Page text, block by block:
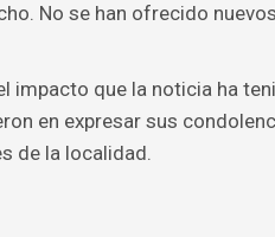
No se han ofrecido
impacto que la noticia ha
en expresar sus
de la localidad.